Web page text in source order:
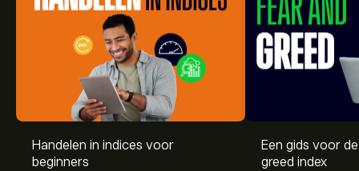
Handelen in indices voor
beginners
Een gids voor
greed index